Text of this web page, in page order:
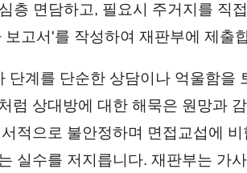
층 면담하고, 필요시 주거지를 직
고서'를 작성하여 재판부에 제출
단계를 단순한 상담이나 억울함을
럼 상대방에 대한 해묵은 원망과
적으로 불안정하며 면접교섭에
실수를 저지릅니다. 재판부는 가